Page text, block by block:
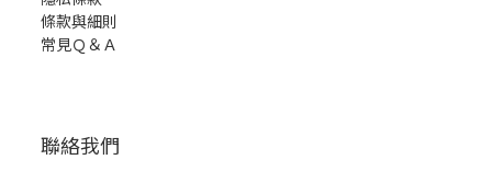
條款與細則
常見Ｑ＆Ａ
聯絡我們